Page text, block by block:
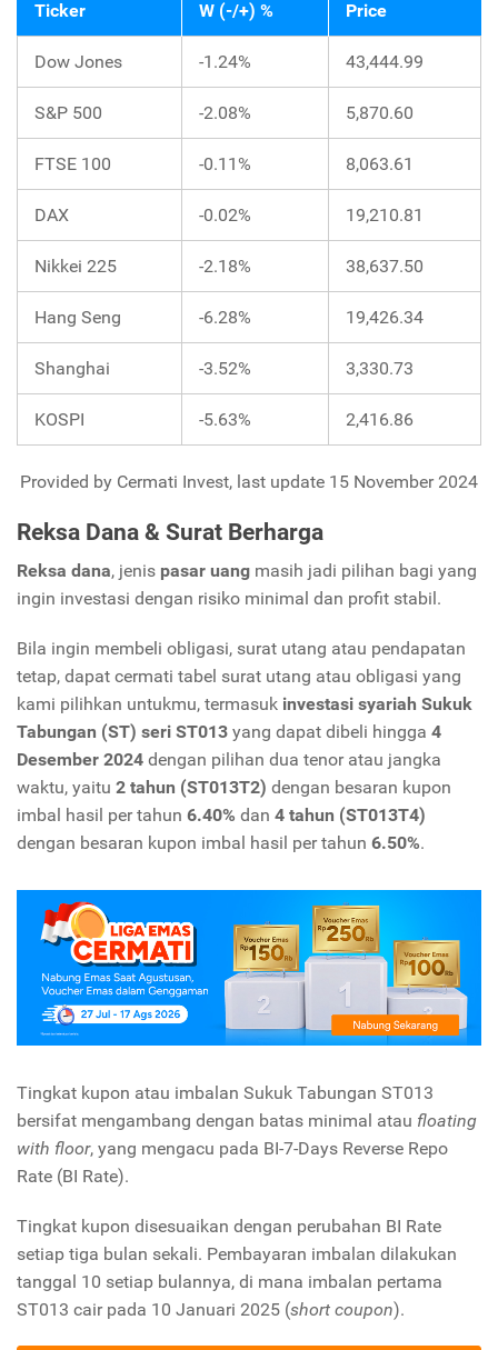
Ticker W (-/+) % Price
Dow Jones -1.24% 43,444.99
S&P 500 -2.08% 5,870.60
FTSE 100 -0.11% 8,063.61
DAX -0.02% 19,210.81
Nikkei 225 -2.18% 38,637.50
Hang Seng -6.28% 19,426.34
Shanghai -3.52% 3,330.73
KOSPI -5.63% 2,416.86
Provided by Cermati Invest, last update 15 November 2024
Reksa Dana & Surat Berharga
Reksa dana, jenis pasar uang masih jadi pilihan bagi yang
ingin investasi dengan risiko minimal dan profit stabil.
Bila ingin membeli obligasi, surat utang atau pendapatan
tetap, dapat cermati tabel surat utang atau obligasi yang
kami pilihkan untukmu, termasuk investasi syariah Sukuk
Tabungan (ST) seri ST013 yang dapat dibeli hingga 4
Desember 2024 dengan pilihan dua tenor atau jangka
waktu, yaitu 2 tahun (ST013T2) dengan besaran kupon
imbal hasil per tahun 6.40% dan 4 tahun (ST013T4)
dengan besaran kupon imbal hasil per tahun 6.50%.
Tingkat kupon atau imbalan Sukuk Tabungan ST013
bersifat mengambang dengan batas minimal atau floating
with floor, yang mengacu pada BI-7-Days Reverse Repo
Rate (BI Rate).
Tingkat kupon disesuaikan dengan perubahan BI Rate
setiap tiga bulan sekali. Pembayaran imbalan dilakukan
tanggal 10 setiap bulannya, di mana imbalan pertama
ST013 cair pada 10 Januari 2025 (short coupon).